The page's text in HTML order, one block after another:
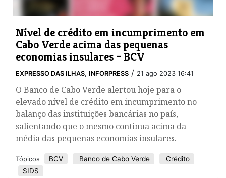
Nível de crédito em incumprimento em
Cabo Verde acima das pequenas
economias insulares – BCV
EXPRESSO DAS ILHAS, INFORPRESS / 21 ago 2023 16:41
O ​Banco de Cabo Verde alertou hoje para o
elevado nível de crédito em incumprimento no
balanço das instituições bancárias no país,
salientando que o mesmo continua acima da
média das pequenas economias insulares.
Tópicos BCV Banco de Cabo Verde
Crédito
SIDS